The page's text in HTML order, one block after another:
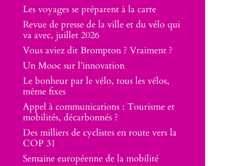
Les voyages se préparent à la carte
Revue de presse de la ville et du vélo qui
va avec, juillet 2026
Vous aviez dit Brompton ? Vraiment ?
Un Mooc sur l’innovation
Le bonheur par le vélo, tous les vélos,
même fixes
Appel à communications : Tourisme et
mobilités, décarbonnés ?
Des milliers de cyclistes en route vers la
COP 31
Semaine européenne de la mobilité